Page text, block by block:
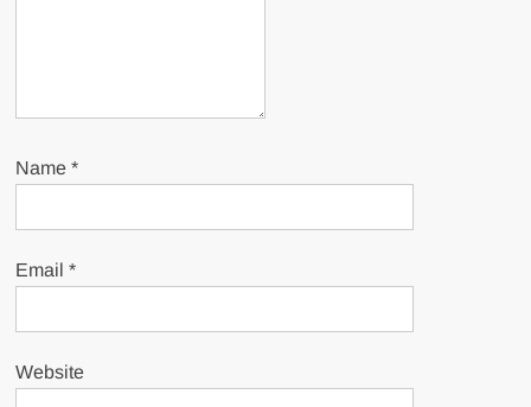
Name*
Email*
Website